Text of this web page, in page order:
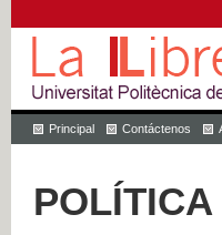
Principal Contáctenos